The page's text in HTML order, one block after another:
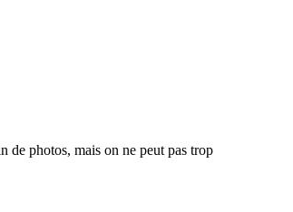
de photos, mais on ne peut pas trop